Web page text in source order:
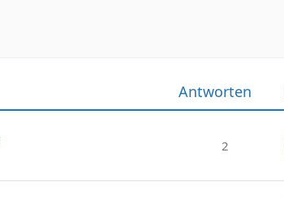
Antworten
2